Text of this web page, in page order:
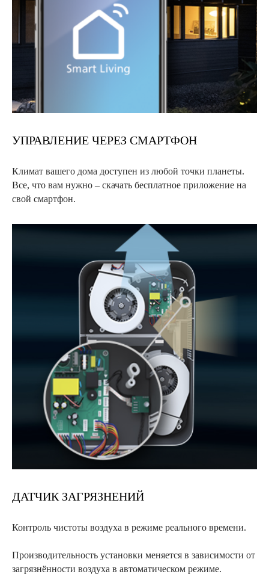
УПРАВЛЕНИЕ ЧЕРЕЗ СМАРТФОН
Климат вашего дома доступен из любой точки планеты.
Все, что вам нужно – скачать бесплатное приложение на
свой смартфон.
ДАТЧИК ЗАГРЯЗНЕНИЙ
Контроль чистоты воздуха в режиме реального времени.
Производительность установки меняется в зависимости от
загрязнённости воздуха в автоматическом режиме.